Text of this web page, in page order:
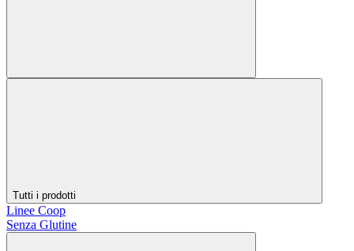
Tutti i prodotti
Linee Coop
Senza Glutine